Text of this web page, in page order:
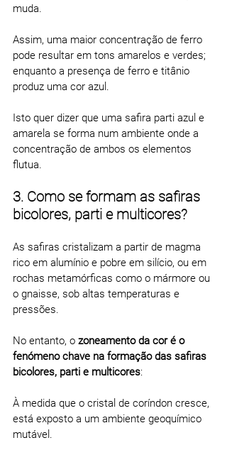
muda.
Assim, uma maior concentração de ferro
pode resultar em tons amarelos e verdes;
enquanto a presença de ferro e titânio
produz uma cor azul.
Isto quer dizer que uma safira parti azul e
amarela se forma num ambiente onde a
concentração de ambos os elementos
flutua.
3. Como se formam as safiras
bicolores, parti e multicores?
As safiras cristalizam a partir de magma
rico em alumínio e pobre em silício, ou em
rochas metamórficas como o mármore ou
o gnaisse, sob altas temperaturas e
pressões.
No entanto, o zoneamento da cor é o
fenómeno chave na formação das safiras
bicolores, parti e multicores:
À medida que o cristal de coríndon cresce,
está exposto a um ambiente geoquímico
mutável.